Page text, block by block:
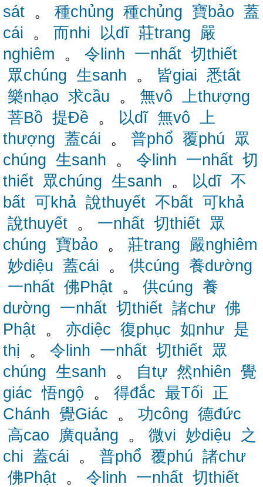
sát 。 種chủng 種chủng 寶bảo 蓋
cái 。 而nhi 以dĩ 莊trang
嚴
nghiêm 。 令linh 一nhất 切thiết
眾chúng 生sanh 。 皆giai 悉tất
樂nhạo 求cầu 。 無vô 上thượng
菩Bồ 提Đề 。 以dĩ 無vô 上
thượng 蓋cái 。 普phổ 覆phú 眾
chúng 生sanh 。 令linh 一nhất 切
thiết 眾chúng 生sanh 。 以dĩ 不
bất 可khả 說thuyết 不bất 可khả
說thuyết 。 一nhất 切thiết 眾
chúng 寶bảo 。 莊trang
嚴nghiêm
妙diệu 蓋cái 。 供cúng 養dường
一nhất 佛Phật 。 供cúng 養
dường 一nhất 切thiết 諸chư 佛
Phật 。 亦diệc 復phục 如như 是
thị 。 令linh 一nhất 切thiết 眾
chúng 生sanh 。 自tự 然nhiên 覺
giác 悟ngộ 。 得đắc 最Tối 正
Chánh 覺Giác 。 功công 德đức
高cao
廣quảng 。 微vi 妙diệu
之
chi 蓋cái 。 普phổ 覆phú 諸chư
佛Phật 。 令linh 一nhất 切thiết